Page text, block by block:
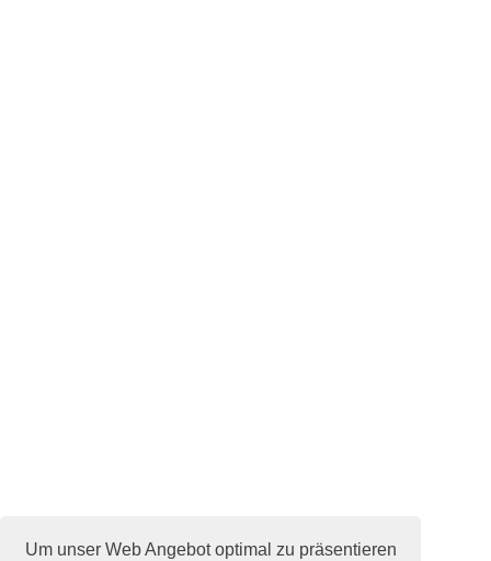
Um unser Web Angebot optimal zu präsentieren